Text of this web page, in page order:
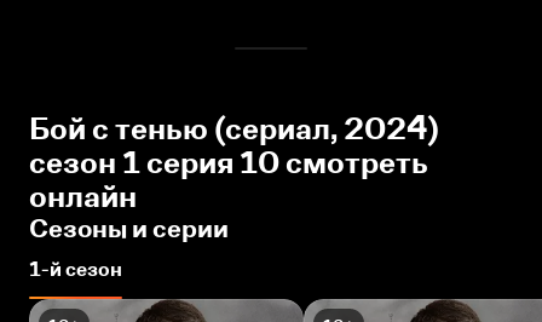
Бой с тенью (сериал, 2024)
сезон 1 серия 10 смотреть
онлайн
Сезоны и серии
1-й сезон